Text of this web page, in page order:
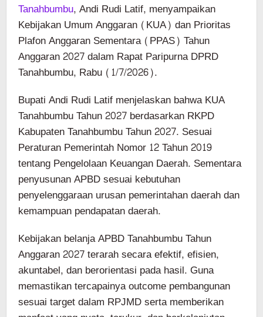
Tanahbumbu, Andi Rudi Latif, menyampaikan
Kebijakan Umum Anggaran (KUA) dan Prioritas
Plafon Anggaran Sementara (PPAS) Tahun
Anggaran 2027 dalam Rapat Paripurna DPRD
Tanahbumbu, Rabu (1/7/2026).
Bupati Andi Rudi Latif menjelaskan bahwa KUA
Tanahbumbu Tahun 2027 berdasarkan RKPD
Kabupaten Tanahbumbu Tahun 2027. Sesuai
Peraturan Pemerintah Nomor 12 Tahun 2019
tentang Pengelolaan Keuangan Daerah. Sementara
penyusunan APBD sesuai kebutuhan
penyelenggaraan urusan pemerintahan daerah dan
kemampuan pendapatan daerah.
Kebijakan belanja APBD Tanahbumbu Tahun
Anggaran 2027 terarah secara efektif, efisien,
akuntabel, dan berorientasi pada hasil. Guna
memastikan tercapainya outcome pembangunan
sesuai target dalam RPJMD serta memberikan